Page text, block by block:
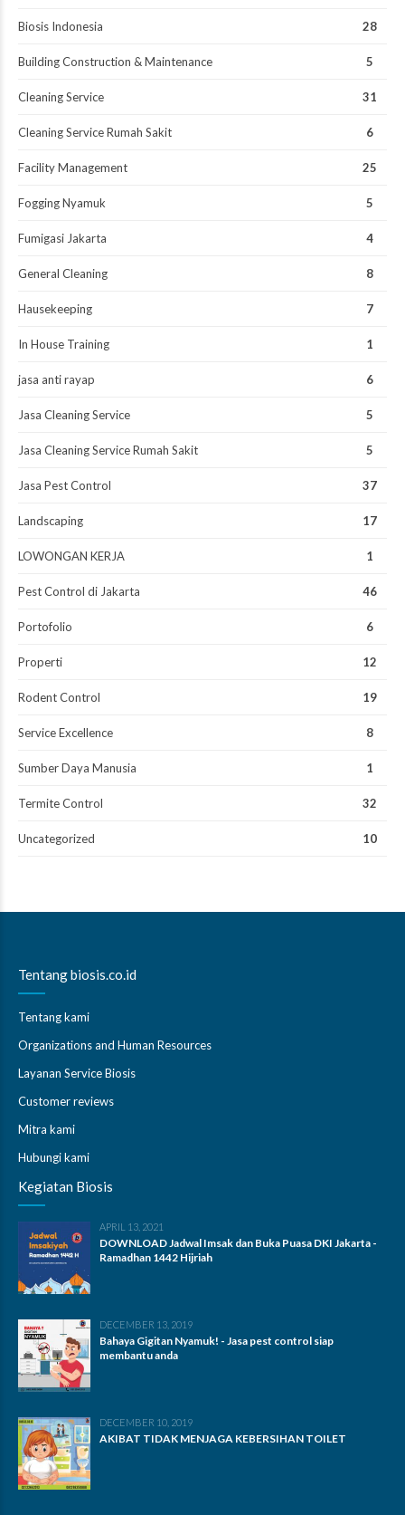
Biosis Indonesia 28
Building Construction & Maintenance 5
Cleaning Service 31
Cleaning Service Rumah Sakit 6
Facility Management 25
Fogging Nyamuk 5
Fumigasi Jakarta 4
General Cleaning 8
Hausekeeping 7
In House Training 1
jasa anti rayap 6
Jasa Cleaning Service 5
Jasa Cleaning Service Rumah Sakit 5
Jasa Pest Control 37
Landscaping 17
LOWONGAN KERJA 1
Pest Control di Jakarta 46
Portofolio 6
Properti 12
Rodent Control 19
Service Excellence 8
Sumber Daya Manusia 1
Termite Control 32
Uncategorized 10
Tentang biosis.co.id
Tentang kami
Organizations and Human Resources
Layanan Service Biosis
Customer reviews
Mitra kami
Hubungi kami
Kegiatan Biosis
APRIL 13, 2021
DOWNLOAD Jadwal Imsak dan Buka Puasa DKI Jakarta -
Ramadhan 1442 Hijriah
DECEMBER 13, 2019
Bahaya Gigitan Nyamuk! - Jasa pest control siap
membantu anda
DECEMBER 10, 2019
AKIBAT TIDAK MENJAGA KEBERSIHAN TOILET